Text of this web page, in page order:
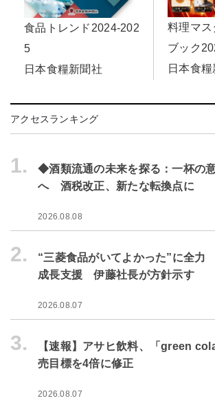
食品トレンド2024-202
5
日本食糧新聞社
料理マス
ブック
日本食
アクセスランキング
1.
◆酒類流通の未来を探る：一杯の
へ 酒税改正、新たな転換点に
2026.08.08
2.
“三菱食品がいてよかった”に全
成長支援 伊藤社長が方針示す
2026.08.07
3.
【速報】アサヒ飲料、「green
売目標を4倍に修正
2026.08.07